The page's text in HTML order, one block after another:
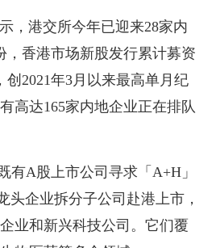
，港交所今年已迎来28家内
，香港市场新股发行累计募资
创2021年3月以来最高单月纪
高达165家内地企业正在排队
有A股上市公司寻求「A+H」
头企业拆分子公司赴港上市，
业和新兴科技公司。它们覆